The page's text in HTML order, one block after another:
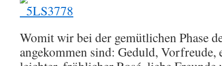
Womit wir bei der gemütlichen Phase
angekommen sind: Geduld, Vorfreude,